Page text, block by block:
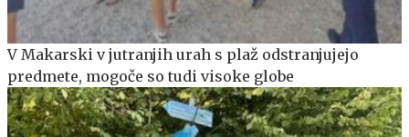
V Makarski v jutranjih urah s plaž odstranjujejo
predmete, mogoče so tudi visoke globe